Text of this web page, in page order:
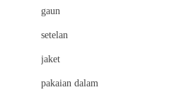
gaun
setelan
jaket
pakaian dalam